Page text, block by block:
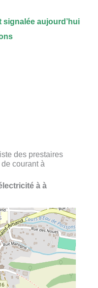
aujourd’hui
des prestaires
courant à
à à